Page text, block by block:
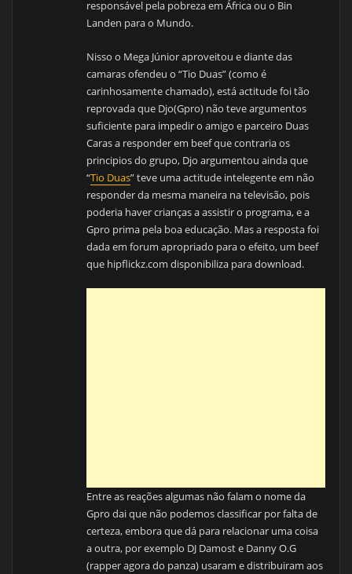
responsável pela pobreza em África ou o Bin
Landen para o Mundo.
Nisso o Mega Júnior aproveitou e diante das
camaras ofendeu o “Tio Duas” (como é
carinhosamente chamado), está actitude foi tão
reprovada que Djo(Gpro) não teve argumentos
suficiente para impedir o amigo e parceiro Duas
Caras a responder em beef que contraria os
principios do grupo, Djo argumentou ainda que
“Tio Duas” teve uma actitude intelegente em não
responder da mesma maneira na televisão, pois
poderia haver crianças a assistir o programa, e a
Gpro prima pela boa educação. Mas a resposta foi
dada em forum apropriado para o efeito, um beef
que hipflickz.com disponibiliza para download.
Entre as reações algumas não falam o nome da
Gpro dai que não podemos classificar por falta de
certeza, embora que dá para relacionar uma coisa
a outra, por exemplo DJ Damost e Danny O.G
(rapper agora do panza) usaram e distribuiram aos